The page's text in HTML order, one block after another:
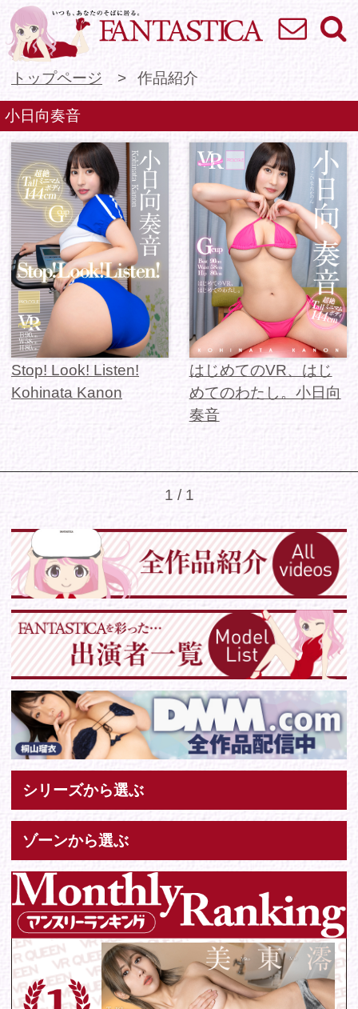
VR専門★アイド
トップページ
小日向奏音
Stop! Look! Listen!
Kohinata Kanon
はじめてのVR、はじ
めてのわたし。小日向
奏音
1 / 1
シリーズから選ぶ
ゾーンから選ぶ
Tweets by IDOL_VR